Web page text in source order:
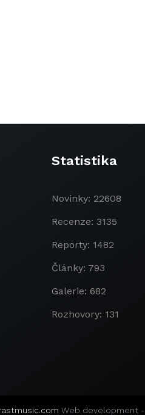
Statistika
Novinky: 22608
Recenze: 3135
Reporty: 1482
Články: 793
Galerie: 682
Rozhovory: 131
Web development -